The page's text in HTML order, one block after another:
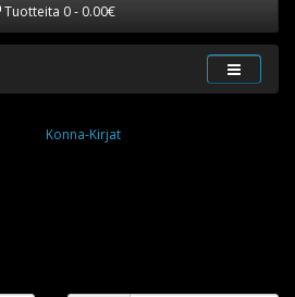
Tuotteita 0 - 0.00€
Konna-Kirjat